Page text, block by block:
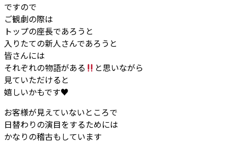
ですので
ご観劇の際は
トップの座長であろうと
入りたての新人さんであろうと
皆さんには
それぞれの物語がある
と思いながら
見ていただけると
嬉しいかもです♥️
お客様が見えていないところで
日替わりの演目をするためには
かなりの稽古もしています